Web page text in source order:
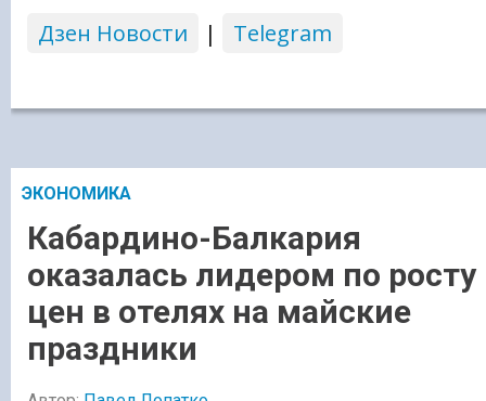
Дзен Новости
| Telegram
ЭКОНОМИКА
Кабардино-Балкария
оказалась лидером по росту
цен в отелях на майские
праздники